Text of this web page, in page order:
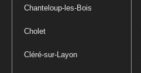
Chanteloup-les-Bois
Cholet
Cléré-sur-Layon